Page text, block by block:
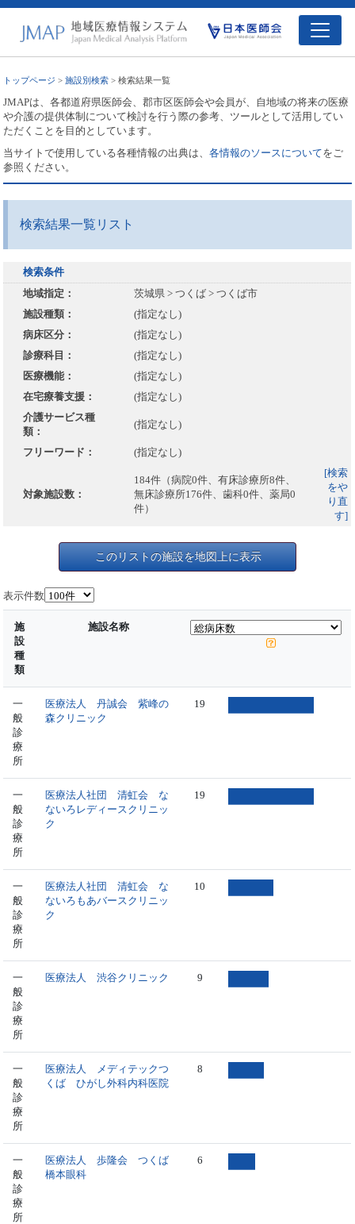
トップページ >施設別検索 > 検索結果一覧
JMAPは、各都道府県医師会、郡市区医師会や会員が、自地域の将来の医療
や介護の提供体制について検討を行う際の参考、ツールとして活用してい
ただくことを目的としています。
当サイトで使用している各種情報の出典は、各情報のソースについてをご
参照ください。
検索結果一覧リスト
検索条件
地域指定：
茨城県 > つくば > つくば市
施設種類：
(指定なし)
病床区分：
(指定なし)
診療科目：
(指定なし)
医療機能：
(指定なし)
在宅療養支援：
(指定なし)
介護サービス種
類：
(指定なし)
フリーワード： (指定なし)
対象施設数：
184件（病院0件、有床診療所8件、
無床診療所176件、歯科0件、薬局0
件）
[検索
をや
り直
す]
このリストの施設を地図上に表示
表示件数
施
設
種
類
施設名称
一
般
診
療
所
医療法人 丹誠会 紫峰の
森クリニック
19
一
般
診
療
所
医療法人社団 清虹会 な
ないろレディースクリニッ
ク
19
一
般
診
療
所
医療法人社団 清虹会 な
ないろもあバースクリニッ
ク
10
一
般
診
療
所
医療法人 渋谷クリニック 9
一
般
診
療
所
医療法人 メディテックつ
くば ひがし外科内科医院
8
一
般
診
療
所
医療法人 歩隆会 つくば
橋本眼科
6